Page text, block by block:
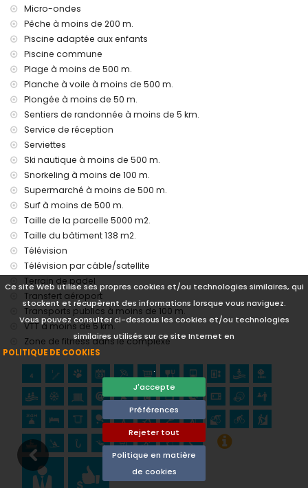
Ce site Web utilise ses propres cookies et/ou technologies similaires, qui
stockent et récupèrent des informations lorsque vous naviguez.
Vous pouvez consulter ci-dessous les cookies et/ou technologies
similaires utilisés sur ce site Internet en
POLITIQUE DE COOKIES
.
J'accepte
Préférences
Rejeter tout
Politique en matière
de cookies
Installations / services communs
zone de fitness et court de paddle
installations de bien-être
service d'aéroport
lit supplémentaire et lit/berceau pour enfant (sur demande)
Activités de divertissement et de loisirs pour vos vacances
à Javea, Costa Blanca
discothèque, bar, promenade (El Arenal et Javea) (à moins
de 500 mètres de la maison)
cinéma et théâtre (à moins de 5 kilomètres de la maison)
Sites et culture à Javea, Costa Blanca
musée (Historico de Javea), église (Virgen del Loreto),
monument (Pueblo de Javea), bâtiment architectural
moins de 5 kilomètres de l'hébergement)
ruine (Molinos del Viento et Javea) (à moins de 10
kilomètres de l'hébergement)
château (Portal de la Villa et Denia) (à moins de 25
kilomètres de l'hébergement)
Sports
tennis, canoë, kayak, pêche, plongée, snorkeling, surf,
planche à voile et ski nautique (à moins de 1000 mètres de
l'appartement)
randonnée, VTT, cyclisme et escalade (à moins de 5
kilomètres de l'appartement)
golf (Club de Golf, Javea) et équitation (à moins de 10
kilomètres de l'appartement)
Micro-ondes
Pêche à moins de 200 m.
Piscine adaptée aux enfants
Piscine commune
Plage à moins de 500 m.
Planche à voile à moins de 500 m.
Plongée à moins de 50 m.
Sentiers de randonnée à moins de 5 km.
Service de réception
Serviettes
Ski nautique à moins de 500 m.
Snorkeling à moins de 100 m.
Supermarché à moins de 500 m.
Surf à moins de 500 m.
Taille de la parcelle 5000 m2.
Taille du bâtiment 138 m2.
Télévision
Télévision par câble/satellite
Terrain de padel
Transfert aéroport
Transports publics à moins de 100 m.
VTT à moins de 5 km.
Zone de fitness dans le complexe